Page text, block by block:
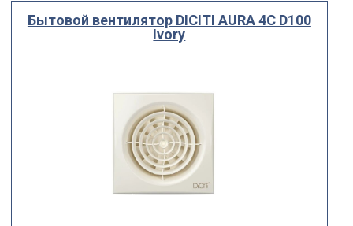
Бытовой вентилятор DICITI AURA 4C D100
Ivory